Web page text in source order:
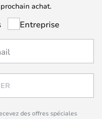
achat.
Entreprise
des offres spéciales